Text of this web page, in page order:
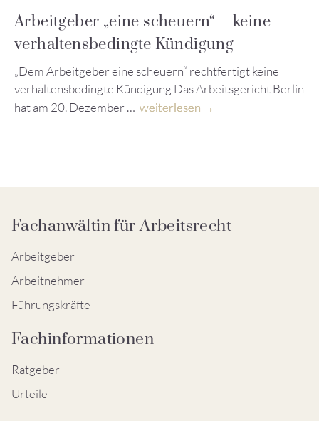
Arbeitgeber „eine scheuern“ – keine
verhaltensbedingte Kündigung
„Dem Arbeitgeber eine scheuern“ rechtfertigt keine
verhaltensbedingte Kündigung Das Arbeitsgericht Berlin
hat am 20. Dezember … weiterlesen
Fachanwältin für Arbeitsrecht
Arbeitgeber
Arbeitnehmer
Führungskräfte
Fachinformationen
Ratgeber
Urteile